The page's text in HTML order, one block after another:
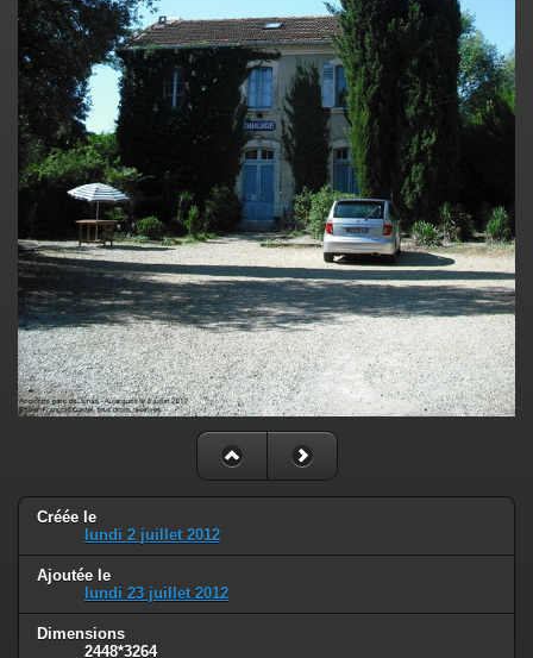
Créée le
lundi 2 juillet 2012
Ajoutée le
lundi 23 juillet 2012
Dimensions
2448*3264